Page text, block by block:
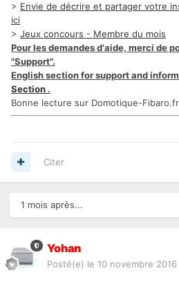
> Envie de décrire et partager votre
ici
> Jeux concours - Membre du mois
Pour les demandes d'aide, merci de
"Support".
English section for support and
Section .
Bonne lecture sur Domotique-Fibaro.fr
Citer
1 mois après...
Yohan
Posté(e) le 10 novembre 2016